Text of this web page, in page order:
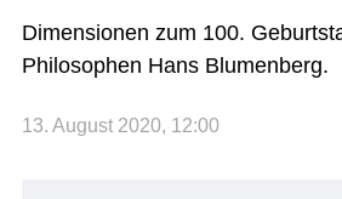
Dimensionen zum 100.
Philosophen Hans Blumenberg.
13. August 2020, 12:00